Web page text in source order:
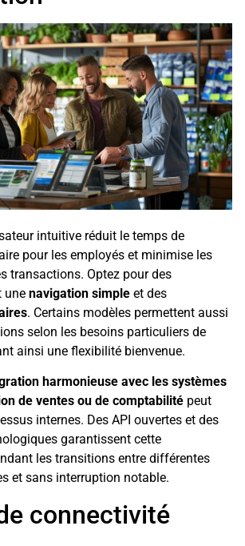
intuitive réduit le temps de
pour les employés et minimise les
transactions. Optez pour des
une navigation simple et des
. Certains modèles permettent aussi
selon les besoins particuliers de
ainsi une flexibilité bienvenue.
harmonieuse avec les systèmes
de ventes ou de comptabilité peut
internes. Des API ouvertes et des
garantissent cette
les transitions entre différentes
et sans interruption notable.
connectivité